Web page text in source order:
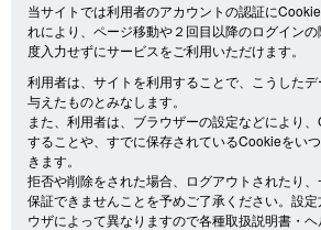
当サイトでは利用者のアカウントの認証に
れにより、ページ移動や２回目以降のログイン
度入力せずにサービスをご利用いただけます。
利用者は、サイトを利用することで、こうした
与えたものとみなします。
また、利用者は、ブラウザーの設定などにより
することや、すでに保存されているCookieをい
きます。
拒否や削除をされた場合、ログアウトされたり
保証できませんことを予めご了承ください。設
ウザによって異なりますので各種取扱説明書・ヘ